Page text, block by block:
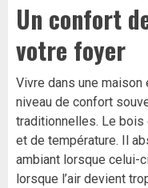
Un confort
votre foyer
Vivre dans une maison
niveau de confort
traditionnelles. Le bois
et de température. Il
ambiant lorsque celui-
lorsque l’air devient